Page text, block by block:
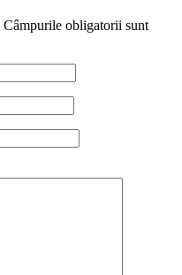
Câmpurile obligatorii sunt